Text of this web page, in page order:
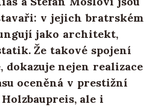
v jejich bratrském
jako architekt,
Že takové spojení
dokazuje nejen realizace
oceněná v prestižní
ale i